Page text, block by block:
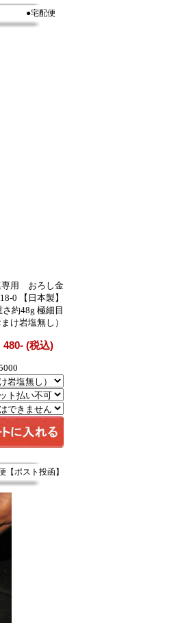
●宅配便
専用 おろし金
0 【日本製】
約48g 極細目
け岩塩無し）
480- (税込)
【ポスト投函】